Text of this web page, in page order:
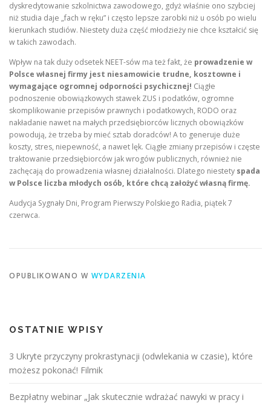
dyskredytowanie szkolnictwa zawodowego, gdyż właśnie ono szybciej
niż studia daje „fach w ręku” i często lepsze zarobki niż u osób po wielu
kierunkach studiów. Niestety duża część młodzieży nie chce kształcić się
w takich zawodach.
Wpływ na tak duży odsetek NEET-sów ma też fakt, że prowadzenie w
Polsce własnej firmy jest niesamowicie trudne, kosztowne i
wymagające ogromnej odporności psychicznej! Ciągłe
podnoszenie obowiązkowych stawek ZUS i podatków, ogromne
skomplikowanie przepisów prawnych i podatkowych, RODO oraz
nakładanie nawet na małych przedsiębiorców licznych obowiązków
powodują, że trzeba by mieć sztab doradców! A to generuje duże
koszty, stres, niepewność, a nawet lęk. Ciągłe zmiany przepisów i częste
traktowanie przedsiębiorców jak wrogów publicznych, również nie
zachęcają do prowadzenia własnej działalności. Dlatego niestety spada
w Polsce liczba młodych osób, które chcą założyć własną firmę.
Audycja Sygnały Dni, Program Pierwszy Polskiego Radia, piątek 7
czerwca.
OPUBLIKOWANO W WYDARZENIA
OSTATNIE WPISY
3 Ukryte przyczyny prokrastynacji (odwlekania w czasie), które
możesz pokonać! Filmik
Bezpłatny webinar „Jak skutecznie wdrażać nawyki w pracy i